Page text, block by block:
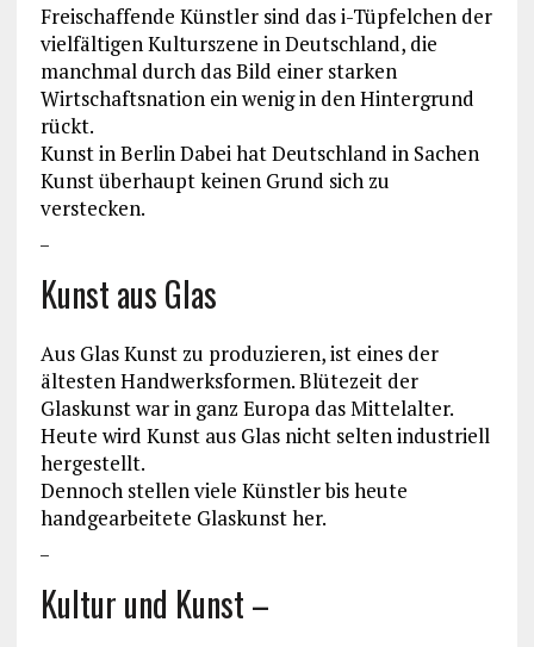
Freischaffende Künstler sind das i-Tüpfelchen der
vielfältigen Kulturszene in Deutschland, die
manchmal durch das Bild einer starken
Wirtschaftsnation ein wenig in den Hintergrund
rückt.
Kunst in Berlin Dabei hat Deutschland in Sachen
Kunst überhaupt keinen Grund sich zu
verstecken.
Kunst aus Glas
Aus Glas Kunst zu produzieren, ist eines der
ältesten Handwerksformen. Blütezeit der
Glaskunst war in ganz Europa das Mittelalter.
Heute wird Kunst aus Glas nicht selten industriell
hergestellt.
Dennoch stellen viele Künstler bis heute
handgearbeitete Glaskunst her.
Kultur und Kunst –